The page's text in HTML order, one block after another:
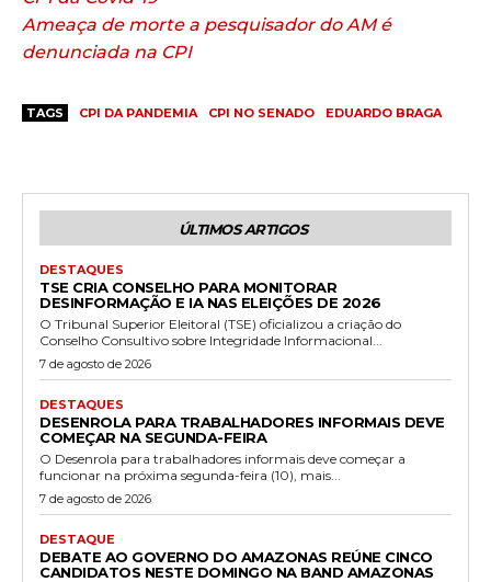
Ameaça de morte a pesquisador do AM é
denunciada na CPI
TAGS CPI DA PANDEMIA CPI NO SENADO EDUARDO BRAGA
ÚLTIMOS ARTIGOS
DESTAQUES
TSE CRIA CONSELHO PARA MONITORAR
DESINFORMAÇÃO E IA NAS ELEIÇÕES DE 2026
O Tribunal Superior Eleitoral (TSE) oficializou a criação do
Conselho Consultivo sobre Integridade Informacional...
7 de agosto de 2026
DESTAQUES
DESENROLA PARA TRABALHADORES INFORMAIS DEVE
COMEÇAR NA SEGUNDA-FEIRA
O Desenrola para trabalhadores informais deve começar a
funcionar na próxima segunda-feira (10), mais...
7 de agosto de 2026
DESTAQUE
DEBATE AO GOVERNO DO AMAZONAS REÚNE CINCO
CANDIDATOS NESTE DOMINGO NA BAND AMAZONAS